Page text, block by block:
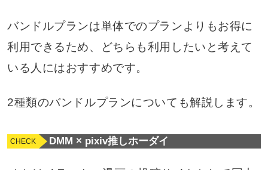
バンドルプランは単体でのプランよりもお得に
利用できるため、どちらも利用したいと考えて
いる人にはおすすめです。
2種類のバンドルプランについても解説します。
DMM × pixiv推しホーダイ